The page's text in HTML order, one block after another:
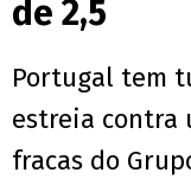
de 2,5
Portugal tem
estreia contra
fracas do